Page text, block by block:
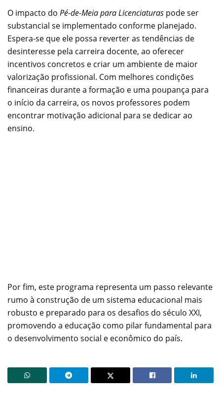
O impacto do Pé-de-Meia para Licenciaturas pode ser
substancial se implementado conforme planejado.
Espera-se que ele possa reverter as tendências de
desinteresse pela carreira docente, ao oferecer
incentivos concretos e criar um ambiente de maior
valorização profissional. Com melhores condições
financeiras durante a formação e uma poupança para
o início da carreira, os novos professores podem
encontrar motivação adicional para se dedicar ao
ensino.
Por fim, este programa representa um passo relevante
rumo à construção de um sistema educacional mais
robusto e preparado para os desafios do século XXI,
promovendo a educação como pilar fundamental para
o desenvolvimento social e econômico do país.